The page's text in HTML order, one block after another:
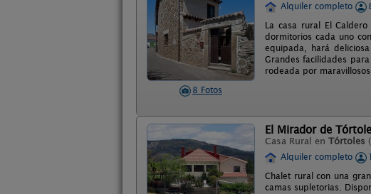
8 Fotos
Alquiler completo
La casa rural El
dormitorios cada uno
equipada, hará
Grandes facilidades
rodeada por
El Mirador de
Casa Rural en Tórtoles
Alquiler completo
Chalet rural con una
camas supletorias.